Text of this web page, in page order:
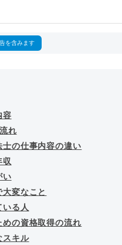
を含みます
容
れ
士の仕事内容の違い
収
い
変なこと
いる人
の資格取得の流れ
スキル